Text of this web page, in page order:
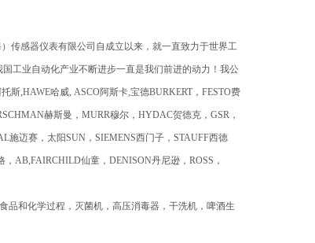
传感器仪表有限公司自成立以来，就一直致力于世界工
工业自动化产业不断进步一直是我们前进的动力！ 我公
斯,HAWE哈威, ASCO阿斯卡,宝德BURKERT，FESTO费
赫斯曼，MURR穆尔，HYDAC贺德克，GSR，
施迈赛，太阳SUN，SIEMENS西门子，STAUFF西德
AB,FAIRCHILD仙童，DENISON丹尼逊，ROSS，
品和化学过程，灭菌机，高压消毒器，干洗机，啤酒生